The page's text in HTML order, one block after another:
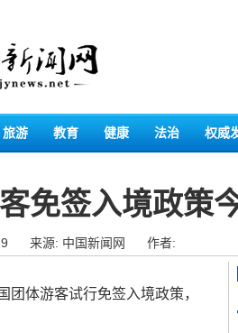
旅游 教育 健康 法治 权威
免签入境政策
来源: 中国新闻网 作者:
体游客试行免签入境政策，